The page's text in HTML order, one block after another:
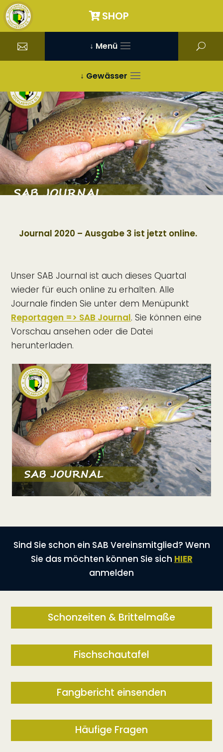
SHOP
↓ Menü
↓ Gewässer
Journal 2020 – Ausgabe 3 ist jetzt online.
Unser SAB Journal ist auch dieses Quartal
wieder für euch online zu erhalten. Alle
Journale finden Sie unter dem Menüpunkt
Reportagen => SAB Journal. Sie können eine
Vorschau ansehen oder die Datei
herunterladen.
Sind Sie schon ein SAB Vereinsmitglied? Wenn
Sie das möchten können Sie sich HIER
anmelden
Schonzeiten & Brittelmaße
Fischschautafel
Fangbericht einsenden
Häufige Fragen